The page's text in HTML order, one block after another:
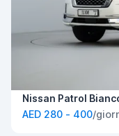
Nissan Patrol
AED 280 - 400/